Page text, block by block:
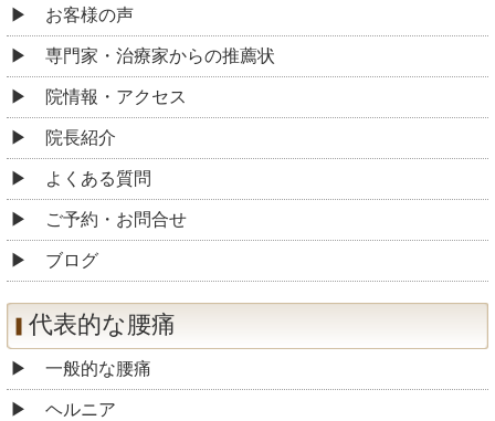
お客様の声
専門家・治療家からの推薦状
院情報・アクセス
院長紹介
よくある質問
ご予約・お問合せ
ブログ
代表的な腰痛
一般的な腰痛
ヘルニア